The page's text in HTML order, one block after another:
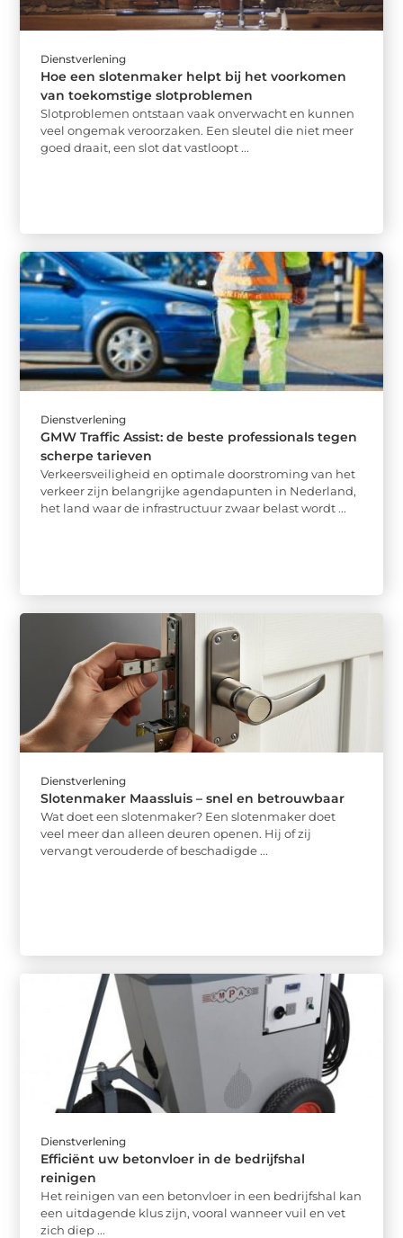
Dienstverlening
Hoe een slotenmaker helpt bij het voorkomen
van toekomstige slotproblemen
Slotproblemen ontstaan vaak onverwacht en kunnen
veel ongemak veroorzaken. Een sleutel die niet meer
goed draait, een slot dat vastloopt ...
Dienstverlening
GMW Traffic Assist: de beste professionals tegen
scherpe tarieven
Verkeersveiligheid en optimale doorstroming van het
verkeer zijn belangrijke agendapunten in Nederland,
het land waar de infrastructuur zwaar belast wordt ...
Dienstverlening
Slotenmaker Maassluis – snel en betrouwbaar
Wat doet een slotenmaker? Een slotenmaker doet
veel meer dan alleen deuren openen. Hij of zij
vervangt verouderde of beschadigde ...
Dienstverlening
Efficiënt uw betonvloer in de bedrijfshal
reinigen
Het reinigen van een betonvloer in een bedrijfshal kan
een uitdagende klus zijn, vooral wanneer vuil en vet
zich diep ...